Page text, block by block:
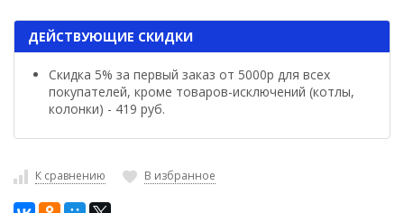
ДЕЙСТВУЮЩИЕ СКИДКИ
Скидка 5% за первый заказ от 5000р для всех
покупателей, кроме товаров-исключений (котлы,
колонки) - 419 руб.
К сравнению В избранное